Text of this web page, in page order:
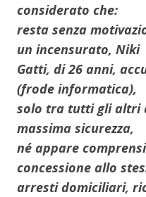
considerato che:
resta senza
un incensurato, Niki
Gatti, di 26 anni,
(frode informatica),
solo tra tutti gli altri
massima sicurezza,
né appare
concessione allo
arresti domiciliari,